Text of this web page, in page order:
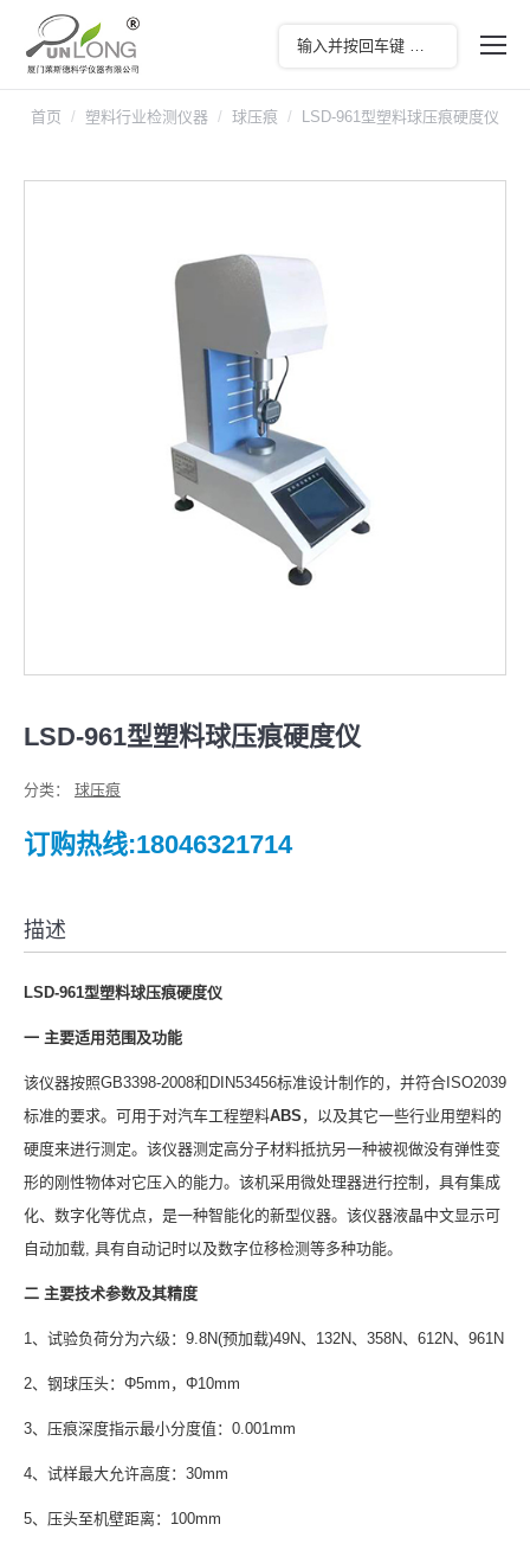
首页 塑料行业检测仪器 球压痕 LSD-961型塑料球压痕硬度仪
LSD-961型塑料球压痕硬度仪
分类： 球压痕
订购热线:18046321714
描述
LSD-961型塑料球压痕硬度仪
一 主要适用范围及功能
该仪器按照GB3398-2008和DIN53456标准设计制作的，并符合ISO2039
标准的要求。可用于对汽车工程塑料ABS ，以及其它一些行业用塑料的
硬度来进行测定。该仪器测定高分子材料抵抗另一种被视做没有弹性变
形的刚性物体对它压入的能力。该机采用微处理器进行控制，具有集成
化、数字化等优点，是一种智能化的新型仪器。该仪器液晶中文显示可
自动加载, 具有自动记时以及数字位移检测等多种功能。
二 主要技术参数及其精度
1、试验负荷分为六级：9.8N(预加载)49N、132N、358N、612N、961N
2、钢球压头：Φ5mm，Φ10mm
3、压痕深度指示最小分度值：0.001mm
4、试样最大允许高度：30mm
5、压头至机壁距离：100mm